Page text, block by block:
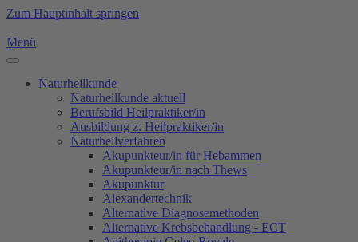
Zum Hauptinhalt springen
Menü
Naturheilkunde
Naturheilkunde aktuell
Berufsbild Heilpraktiker/in
Ausbildung z. Heilpraktiker/in
Naturheilverfahren
Akupunkteur/in für Hebammen
Akupunkteur/in nach Thews
Akupunktur
Alexandertechnik
Alternative Diagnosemethoden
Alternative Krebsbehandlung - ECT